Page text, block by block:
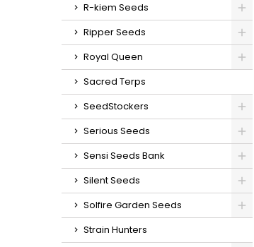
R-kiem Seeds
Ripper Seeds
Royal Queen
Sacred Terps
SeedStockers
Serious Seeds
Sensi Seeds Bank
Silent Seeds
Solfire Garden Seeds
Strain Hunters